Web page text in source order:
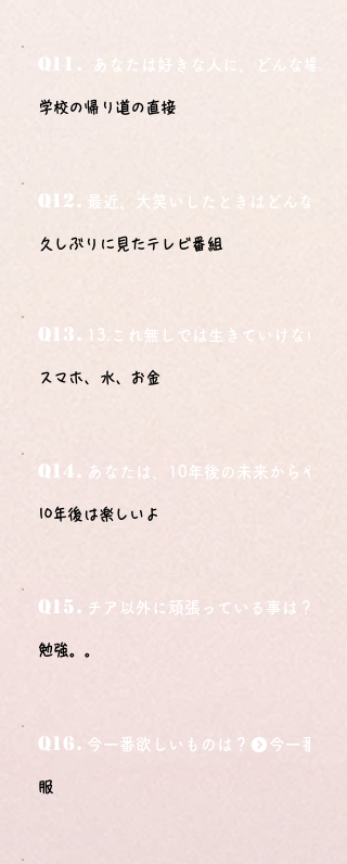
Q11. あなたは好きな人に、どんな場所
学校の帰り道の直接
Q12. 最近、大笑いしたときはどんな時？
久しぶりに見たテレビ番組
Q13. 13.これ無しでは生きていけないモ
スマホ、水、お金
Q14. あなたは、10年後の未来からやっ
10年後は楽しいよ
Q15. チア以外に頑張っている事は？
勉強。。
Q16. 今一番欲しいものは？
服